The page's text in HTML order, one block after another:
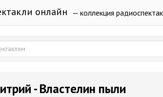
онлайн — коллекция
- Властелин пыли